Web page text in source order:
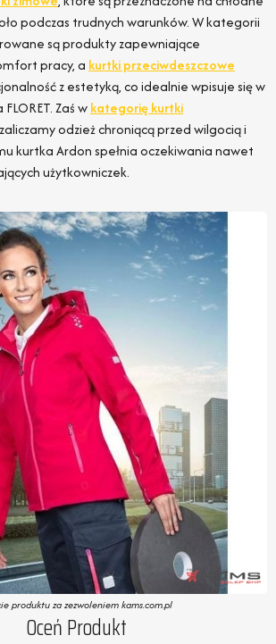
podczas trudnych warunków. W kategorii
są produkty zapewniające
pracy, a kurtki przeciwdeszczowe
z estetyką, co idealnie wpisuje się w
Zaś wkategorię kurtki
zaliczamy odzież chroniącą przed wilgocią i
kurtka Ardon spełnia oczekiwania nawet
użytkowniczek.
produktu za zezwoleniem kams.com.pl
Oceń Produkt